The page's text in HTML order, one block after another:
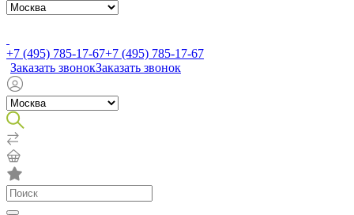
+7 (495) 785-17-67+7 (495) 785-17-67
Заказать звонокЗаказать звонок